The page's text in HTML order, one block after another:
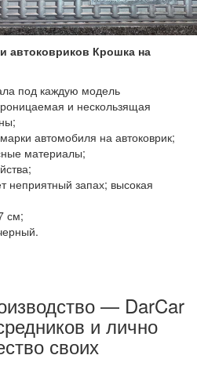
автоковриков Крошка на
под каждую модель
и нескользящая
автомобиля на автоковрик;
материалы;
неприятный запах; высокая
см;
— DarCar
и лично
своих